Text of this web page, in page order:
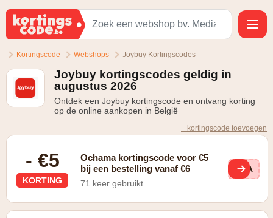
Kortingscode Webshops Joybuy Kortingscodes
Joybuy kortingscodes geldig in
augustus 2026
Ontdek een Joybuy kortingscode en ontvang korting
op de online aankopen in België
+ kortingscode toevoegen
- €5
KORTING
Ochama kortingscode voor €5
bij een bestelling vanaf €6
71 keer gebruikt
GBA